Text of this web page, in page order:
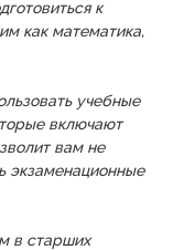
к
как математика,
учебные
включают
вам не
экзаменационные
в старших